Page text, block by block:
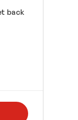
back